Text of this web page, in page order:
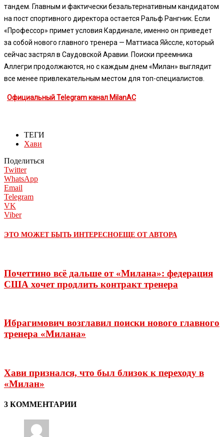
тандем. Главным и фактически безальтернативным кандидатом
на пост спортивного директора остается Ральф Рангник. Если
«Профессор» примет условия Кардинале, именно он приведет
за собой нового главного тренера — Маттиаса Яйссле, который
сейчас застрял в Саудовской Аравии. Поиски преемника
Аллегри продолжаются, но с каждым днем «Милан» выглядит
все менее привлекательным местом для топ-специалистов.
Официальный Telegram канал MilanAC
ТЕГИ
Хави
Поделиться
Twitter
WhatsApp
Email
Telegram
VK
Viber
ЭТО МОЖЕТ БЫТЬ ИНТЕРЕСНОЕЩЕ ОТ АВТОРА
Почеттино всё дальше от «Милана»: федерация
США хочет продлить контракт тренера
Ибрагимович возглавил поиски нового главного
тренера «Милана»
Хави признался, что был близок к переходу в
«Милан»
3 КОММЕНТАРИИ